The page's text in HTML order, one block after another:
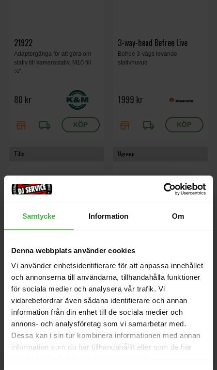
Samtycke Information Om
Denna webbplats använder cookies
Vi använder enhetsidentifierare för att anpassa innehållet
och annonserna till användarna, tillhandahålla funktioner
för sociala medier och analysera vår trafik. Vi
vidarebefordrar även sådana identifierare och annan
information från din enhet till de sociala medier och
annons- och analysföretag som vi samarbetar med.
Dessa kan i sin tur kombinera informationen med annan
information som du har tillhandahållit eller som de har
21922
Adaptergänga för att göra om
stativ till kamerastativ. M10 till
¼".
80 kr
store local_shipping
3-way-head Befree Live
Befree 3-vägs levande
stativhuvud
1999 kr
store local_shipping
Tilta
3/8"-16 Screw TT-LS3/8-B
3/8"-16 Skruv TT-LS3/8-B
99 kr
store local_shipping
Ugreen
30985 External Network
Card For Chromecast 1m
Externt nätverkskort, kompatibelt
med Chromecast 1 / 2 / 3 / Audio
och Ultra, Upp till 100 Mb/s,
Plug and play, låg
220 kr
store local_shipping MER INFO